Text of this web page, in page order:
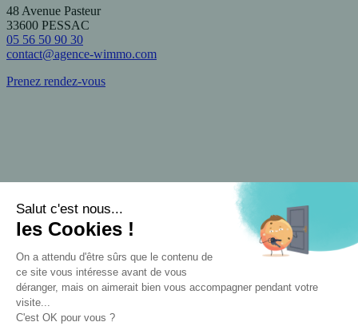
48 Avenue Pasteur
33600 PESSAC
05 56 50 90 30
contact@agence-wimmo.com
Prenez rendez-vous
Tram B: Arrêt Pessac Centre
Bus: Lignes 4, 23, 24, 35, 42, 44, 54, 87
Gare SNCF: Arrêt Pessac Centre (à 200m)